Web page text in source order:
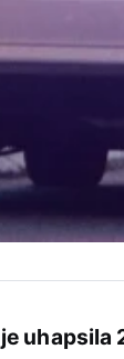
je uhapsila